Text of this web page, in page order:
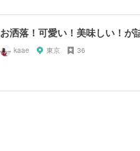
お洒落！可愛い！美味しい！が
kaae 東京 36